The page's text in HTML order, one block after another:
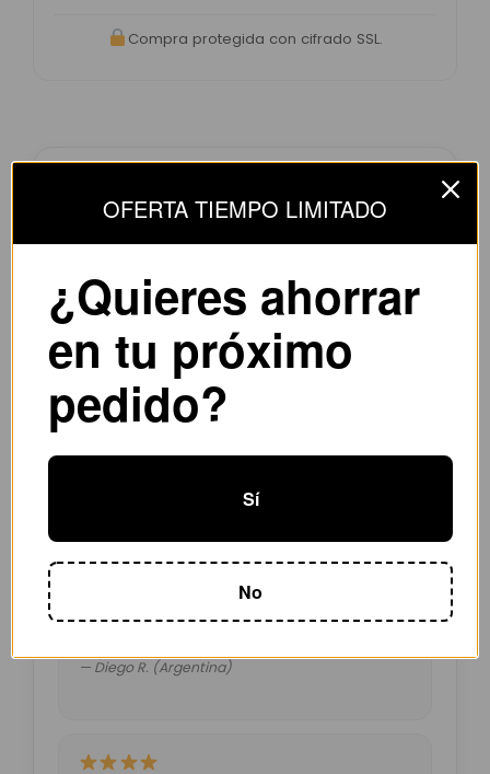
Compra protegida con cifrado SSL.
CamisYou
4.8 / 5basado en1.240
“Camiseta mejor de lo esperado. El envío
tardó unos días pero llegó perfecta.
Volveré a comprar seguro.”
— Laura M. (España)
“Muy buena calidad por el precio. Atención
— Diego R. (Argentina)
OFERTA TIEMPO LIMITADO
¿Quieres ahorrar
en tu próximo
pedido?
Sí
No